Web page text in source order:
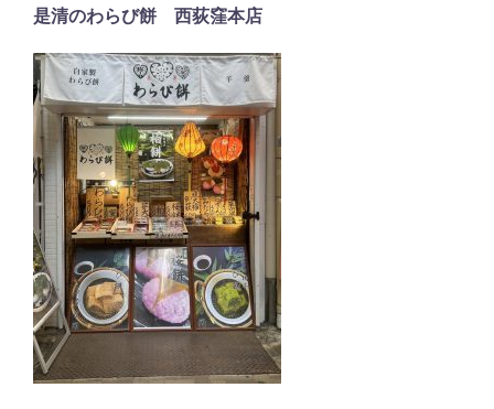
是清のわらび餅 西荻窪本店